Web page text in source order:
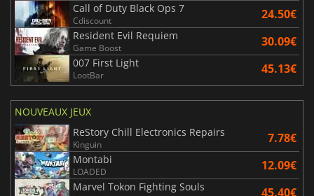
Call of Duty Black Ops 7
Cdiscount 24.50€
Resident Evil Requiem
Game Boost 30.09€
007 First Light
LootBar 45.13€
NOUVEAUX JEUX
ReStory Chill Electronics Repairs
Kinguin 7.78€
Montabi
LOADED 12.09€
Marvel Tokon Fighting Souls 45.40€